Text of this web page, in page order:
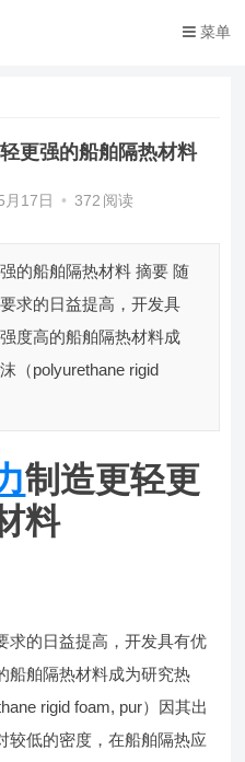
菜单
更强的船舶隔热材料
月17日 • 372 阅读
的船舶隔热材料 摘要 随
求的日益提高，开发具
度高的船舶隔热材料成
（polyurethane rigid
制造更轻更
料
求的日益提高，开发具有优
船舶隔热材料成为研究热
rigid foam, pur）因其出
较低的密度，在船舶隔热应